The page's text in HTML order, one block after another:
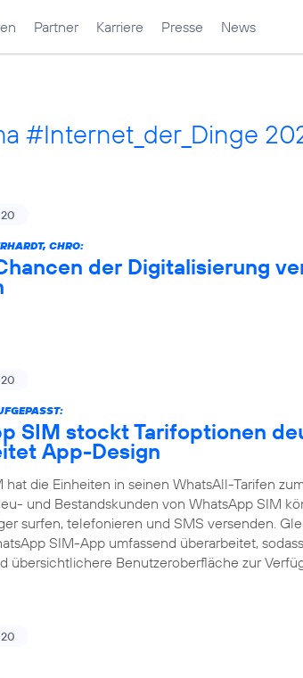
Partner Karriere Presse News
#Internet_der_Dinge
CHRO:
der Digitalisierung
SIM stockt Tarifoptionen
App-Design
hat die Einheiten in seinen WhatsAll-Tarifen
und Bestandskunden von WhatsApp SIM
surfen, telefonieren und SMS versenden.
SIM-App umfassend überarbeitet,
übersichtlichere Benutzeroberfläche zur